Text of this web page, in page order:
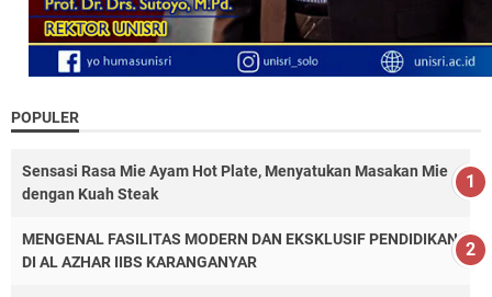
POPULER
Sensasi Rasa Mie Ayam Hot Plate, Menyatukan Masakan Mie
dengan Kuah Steak
MENGENAL FASILITAS MODERN DAN EKSKLUSIF PENDIDIKAN
DI AL AZHAR IIBS KARANGANYAR